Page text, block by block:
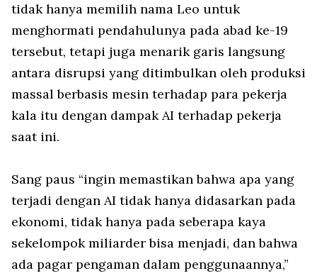
tidak hanya memilih nama Leo untuk
menghormati pendahulunya pada abad ke-19
tersebut, tetapi juga menarik garis langsung
antara disrupsi yang ditimbulkan oleh produksi
massal berbasis mesin terhadap para pekerja
kala itu dengan dampak AI terhadap pekerja
saat ini.
Sang paus “ingin memastikan bahwa apa yang
terjadi dengan AI tidak hanya didasarkan pada
ekonomi, tidak hanya pada seberapa kaya
sekelompok miliarder bisa menjadi, dan bahwa
ada pagar pengaman dalam penggunaannya,”